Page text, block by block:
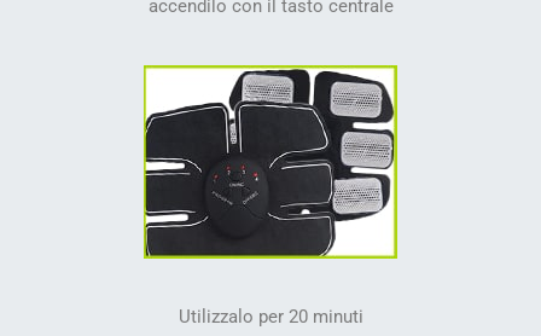
accendilo con il tasto centrale
Utilizzalo per 20 minuti